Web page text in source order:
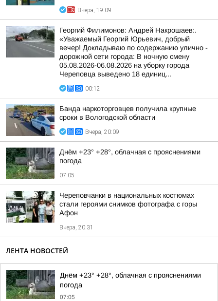
Вчера, 19:09
Георгий Филимонов: Андрей Накрошаев:.
«Уважаемый Георгий Юрьевич, добрый
вечер! Докладываю по содержанию улично -
дорожной сети города: В ночную смену
05.08.2026-06.08.2026 на уборку города
Череповца выведено 18 единиц...
00:12
Банда наркоторговцев получила крупные
сроки в Вологодской области
Вчера, 20:09
Днём +23° +28°, облачная с прояснениями
погода
07:05
Череповчанки в национальных костюмах
стали героями снимков фотографа с горы
Афон
Вчера, 20:31
ЛЕНТА НОВОСТЕЙ
Днём +23° +28°, облачная с прояснениями
погода
07:05